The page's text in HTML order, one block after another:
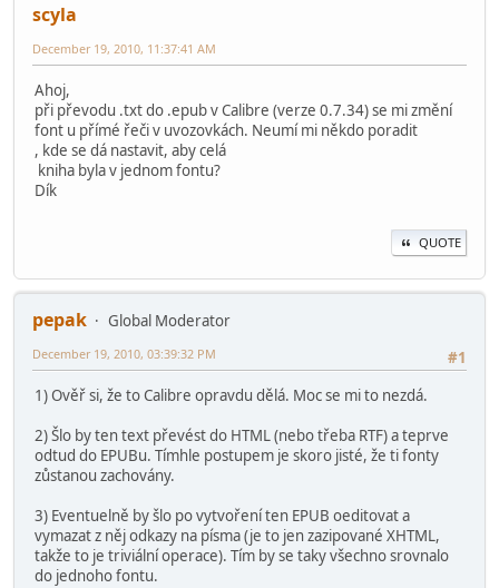
scyla
December 19, 2010, 11:37:41 AM
Ahoj,
při převodu .txt do .epub v Calibre (verze 0.7.34) se mi změní
font u přímé řeči v uvozovkách. Neumí mi někdo poradit
, kde se dá nastavit, aby celá
kniha byla v jednom fontu?
Dík
QUOTE
pepak
Global Moderator
#1
December 19, 2010, 03:39:32 PM
1) Ověř si, že to Calibre opravdu dělá. Moc se mi to nezdá.
2) Šlo by ten text převést do HTML (nebo třeba RTF) a teprve
odtud do EPUBu. Tímhle postupem je skoro jisté, že ti fonty
zůstanou zachovány.
3) Eventuelně by šlo po vytvoření ten EPUB oeditovat a
vymazat z něj odkazy na písma (je to jen zazipované XHTML,
takže to je triviální operace). Tím by se taky všechno srovnalo
do jednoho fontu.